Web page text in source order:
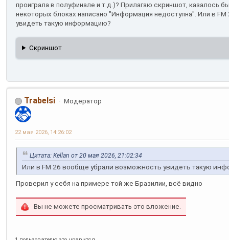
проиграла в полуфинале и т.д.)? Прилагаю скриншот, казалось
некоторых блоках написано "Информация недоступна". Или в
увидеть такую информацию?
Скриншот
Trabelsi Модератор
22 мая 2026, 14:26:02
Цитата: Kellan от 20 мая 2026, 21:02:34
Или в FM 26 вообще убрали возможность увидеть такую
Проверил у себя на примере той же Бразилии, всё видно
Вы не можете просматривать это вложение.